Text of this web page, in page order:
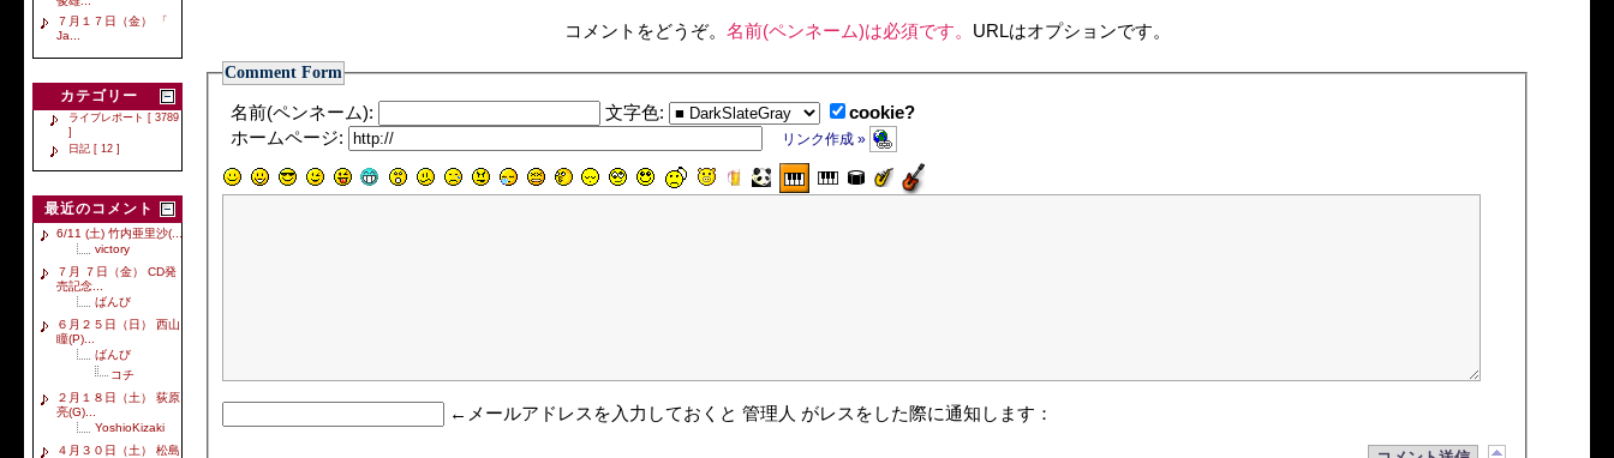
７月１７日（金） 「
Ja...
カテゴリー
ライブレポート [ 3789
]
日記 [ 12 ]
最近のコメント
6/11 (土) 竹内亜里沙(...
victory
７月 ７日（金） CD発
売記念...
ばんび
６月２５日（日） 西山
瞳(P)...
ばんび
コチ
２月１８日（土） 荻原
亮(G)...
YoshioKizaki
４月３０日（土） 松島
コメントをどうぞ。 名前(ペンネーム)は必須です。 URLはオプションです。
Comment Form
名前(ペンネーム): 文字色: cookie?
ホームページ: リンク作成 »
←メールアドレスを入力しておくと 管理人 がレスをした際に通知します：